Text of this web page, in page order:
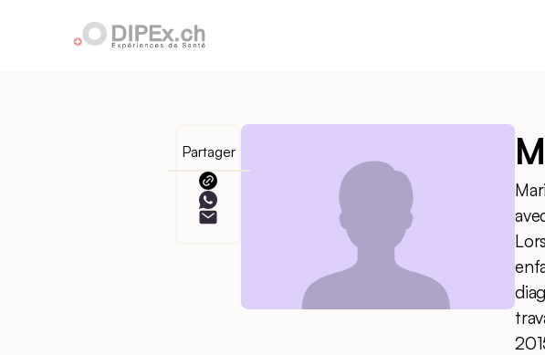
Partager